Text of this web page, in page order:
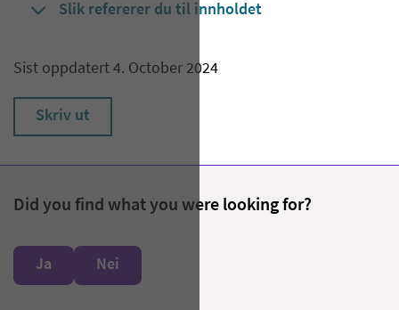
Slik refererer du til innholdet
Sist oppdatert 4. October 2024
Skriv ut
Did you find what you were looking for?
Ja Nei